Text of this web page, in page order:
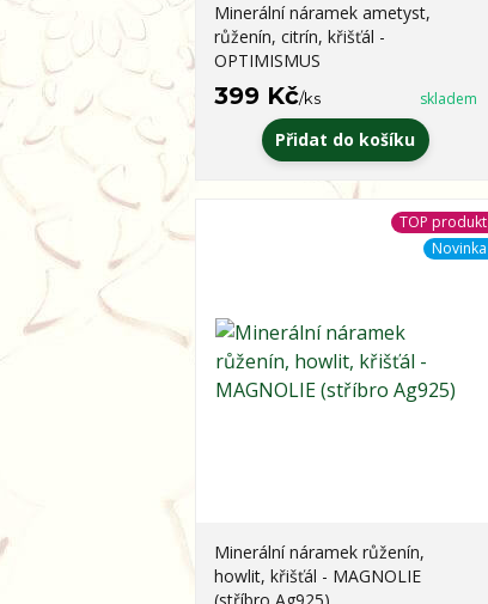
Minerální náramek ametyst,
růženín, citrín, křišťál -
OPTIMISMUS
399 Kč/ks skladem
Přidat do košíku
TOP produkt
Novinka
Minerální náramek růženín,
howlit, křišťál - MAGNOLIE